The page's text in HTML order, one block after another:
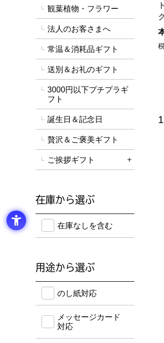
観葉植物・フラワー
法人のお客さまへ
常温＆消耗品ギフト
送別＆お礼のギフト
3000円以下プチプラギ
フト
誕生日＆記念日
贅沢＆ご褒美ギフト
ご挨拶ギフト 詳細を開く
在庫から選ぶ
在庫のない商品を含めて検索する
在庫なしを含む
用途から選ぶ
のし紙・メッセージカード・手提
のし紙対応
メッセージカード
対応